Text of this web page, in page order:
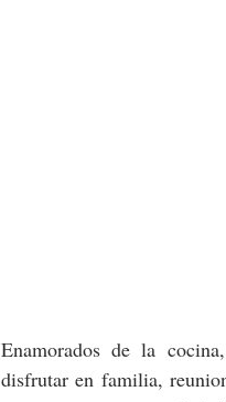
Enamorados de la cocina,
disfrutar en familia,